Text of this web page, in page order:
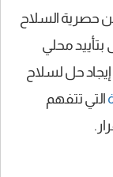
حصرية السلاح
بتأييد محلي
حل لسلاح
التي تتفهم